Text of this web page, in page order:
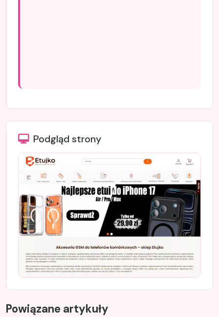
Podgląd strony
Powiązane artykuły